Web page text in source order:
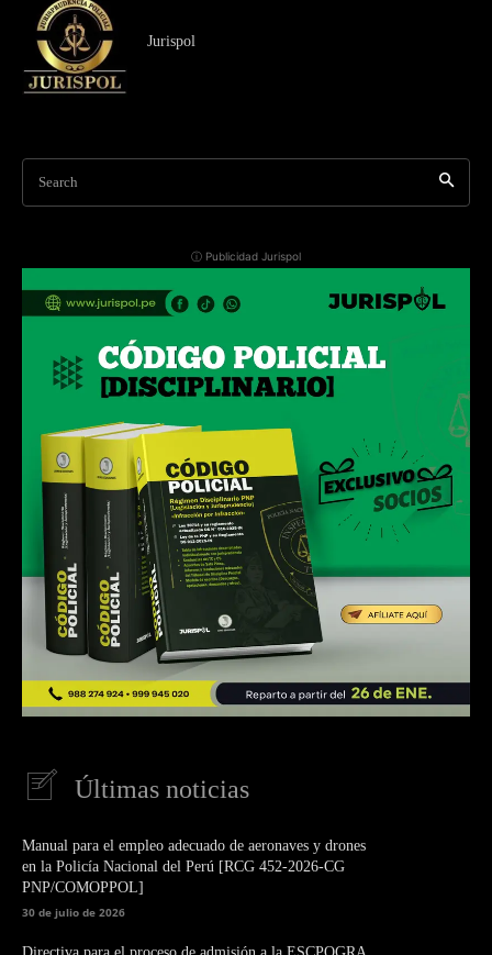
Jurispol
Search
ⓘ Publicidad Jurispol
Últimas noticias
Manual para el empleo adecuado de aeronaves y drones
en la Policía Nacional del Perú [RCG 452-2026-CG
PNP/COMOPPOL]
30 de julio de 2026